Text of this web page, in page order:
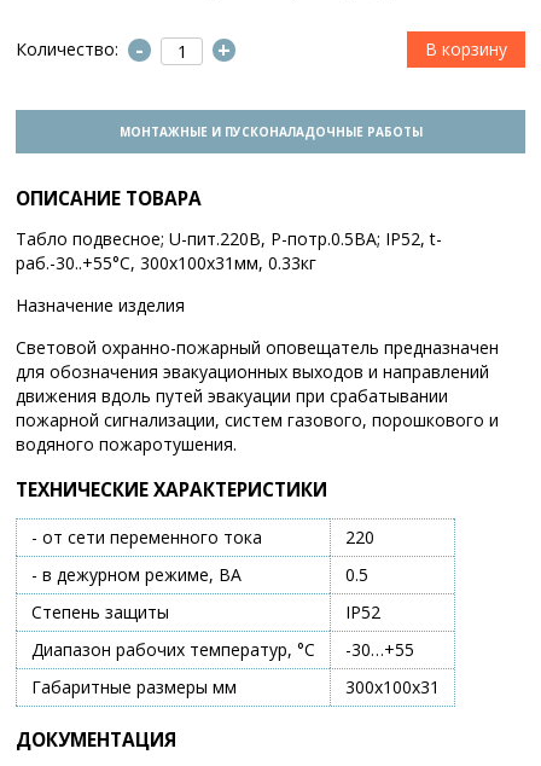
Количество: - +
МОНТАЖНЫЕ И ПУСКОНАЛАДОЧНЫЕ РАБОТЫ
ОПИСАНИЕ ТОВАРА
Табло подвесное; U-пит.220В, P-потр.0.5ВА; IP52, t-
раб.-30..+55°С, 300х100х31мм, 0.33кг
Назначение изделия
Световой охранно-пожарный оповещатель предназначен
для обозначения эвакуационных выходов и направлений
движения вдоль путей эвакуации при срабатывании
пожарной сигнализации, систем газового, порошкового и
водяного пожаротушения.
ТЕХНИЧЕСКИЕ ХАРАКТЕРИСТИКИ
- от сети переменного тока
220
- в дежурном режиме, ВА
0.5
Степень защиты
IP52
Диапазон рабочих температур, °С
-30…+55
Габаритные размеры мм
300х100х31
ДОКУМЕНТАЦИЯ